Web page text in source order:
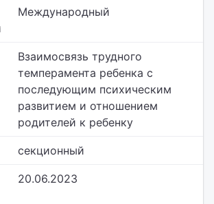
Международный
Взаимосвязь трудного
темперамента ребенка с
последующим психическим
развитием и отношением
родителей к ребенку
секционный
20.06.2023